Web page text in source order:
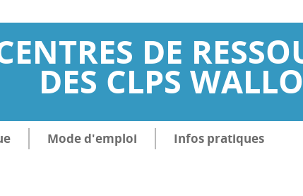
DE
DES CLPS
Mode d'emploi Infos pratiques